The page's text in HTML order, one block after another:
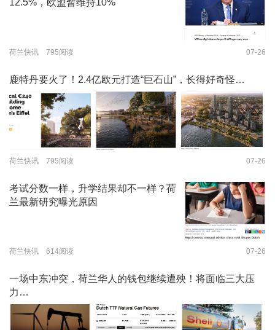
12.5%，欧盟暂维持10%
荷兰快讯 795阅读 07-26
鹿特丹要火了！2.4亿欧元打造“巨石山”，长得好奇怪…
荷兰快讯 795阅读 07-26
考试分数一样，升学结果却不一样？荷
兰最新研究曝光原因
荷兰快讯 614阅读 07-26
一场中东冲突，荷兰华人的钱包继续遭殃！将面临三大压
力…